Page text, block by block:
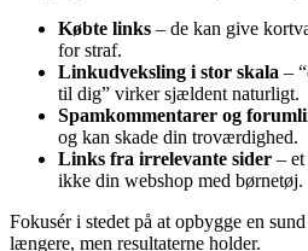
Købte links – de kan give
for straf.
Linkudveksling i stor skala –
til dig” virker sjældent naturligt.
Spamkommentarer og
og kan skade din troværdighed.
Links fra irrelevante sider –
ikke din webshop med børnetøj.
Fokusér i stedet på at opbygge en
længere, men resultaterne holder.